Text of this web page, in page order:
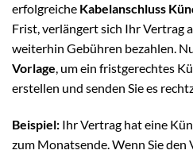
erfolgreiche Kabelanschluss
Frist, verlängert sich Ihr Vertrag
weiterhin Gebühren bezahlen.
Vorlage, um ein fristgerechtes
erstellen und senden Sie es
Beispiel: Ihr Vertrag hat eine
zum Monatsende. Wenn Sie den